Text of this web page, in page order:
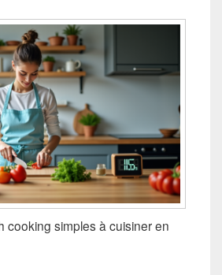
cooking simples à cuisiner en